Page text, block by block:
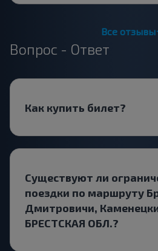
Все отзывы
Вопрос - Ответ
Как купить билет?
Существуют ли
поездки по маршруту
Дмитровичи,
БРЕСТСКАЯ ОБЛ.?